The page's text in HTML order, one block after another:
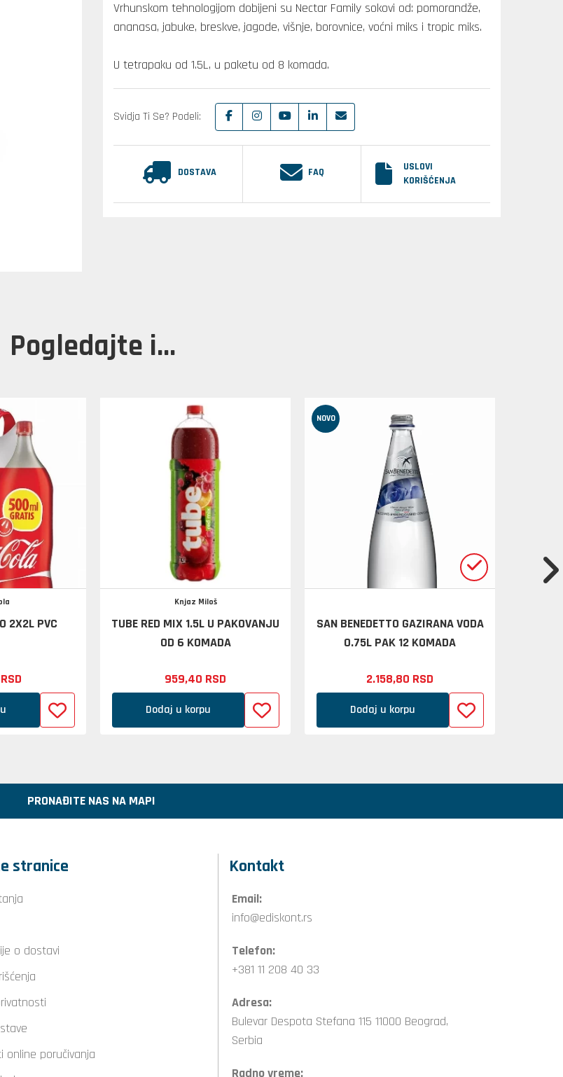
Vrhunskom tehnologijom dobijeni su Nectar Family sokovi od: pomorandže,
ananasa, jabuke, breskve, jagode, višnje, borovnice, voćni miks i tropic miks.
U tetrapaku od 1.5L, u paketu od 8 komada.
Svidja Ti Se? Podeli:
DOSTAVA FAQ
USLOVI
KORIŠĆENJA
Pogledajte i...
2X2L PVC
RSD
Knjaz Miloš
TUBE RED MIX 1.5L U PAKOVANJU
OD 6 KOMADA
959,40 RSD
Dodaj u korpu
NOVO
SAN BENEDETTO GAZIRANA VODA
0.75L PAK 12 KOMADA
2.158,80 RSD
Dodaj u korpu
PRONAĐITE NAS NA MAPI
stranice
o dostavi
online poručivanja
Kontakt
Email:
info@ediskont.rs
Telefon:
+381 11 208 40 33
Adresa:
Bulevar Despota Stefana 115 11000 Beograd,
Serbia
Radno vreme: